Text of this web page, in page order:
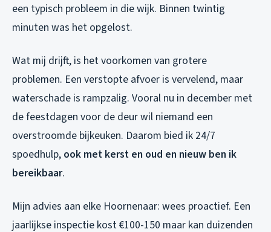
een typisch probleem in die wijk. Binnen twintig
minuten was het opgelost.
Wat mij drijft, is het voorkomen van grotere
problemen. Een verstopte afvoer is vervelend, maar
waterschade is rampzalig. Vooral nu in december met
de feestdagen voor de deur wil niemand een
overstroomde bijkeuken. Daarom bied ik 24/7
spoedhulp, ook met kerst en oud en nieuw ben ik
bereikbaar.
Mijn advies aan elke Hoornenaar: wees proactief. Een
jaarlijkse inspectie kost €100-150 maar kan duizenden